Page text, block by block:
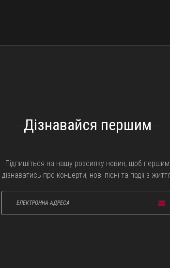
Дізнавайся першим
Підпишіться на нашу розсилку новин, щоб першим
дізнаватись про концерти, нові пісні та події з